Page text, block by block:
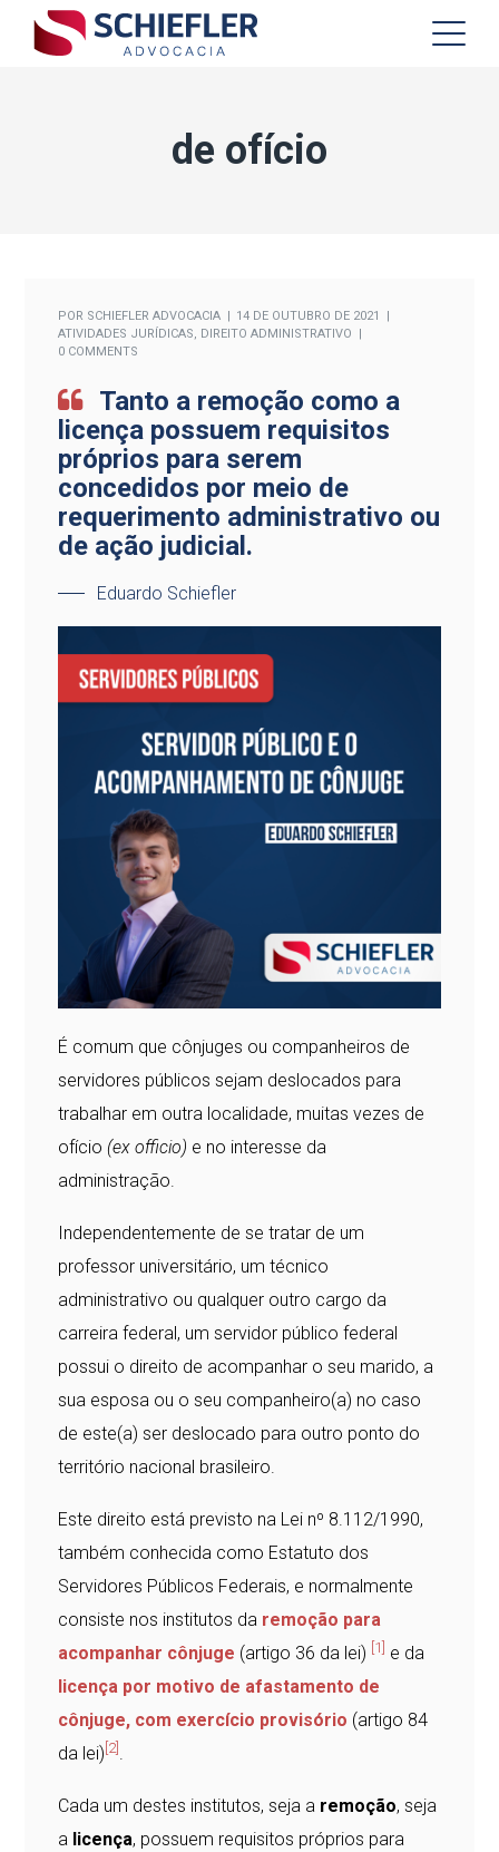
de ofício
POR SCHIEFLER ADVOCACIA
14 DE OUTUBRO DE 2021
ATIVIDADES JURÍDICAS, DIREITO ADMINISTRATIVO
0 COMMENTS
Tanto a remoção como a
licença possuem requisitos
próprios para serem
concedidos por meio de
requerimento administrativo ou
de ação judicial.
Eduardo Schiefler
É comum que cônjuges ou companheiros de
servidores públicos sejam deslocados para
trabalhar em outra localidade, muitas vezes de
ofício (ex officio) e no interesse da
administração.
Independentemente de se tratar de um
professor universitário, um técnico
administrativo ou qualquer outro cargo da
carreira federal, um servidor público federal
possui o direito de acompanhar o seu marido, a
sua esposa ou o seu companheiro(a) no caso
de este(a) ser deslocado para outro ponto do
território nacional brasileiro.
Este direito está previsto na Lei nº 8.112/1990,
também conhecida como Estatuto dos
Servidores Públicos Federais, e normalmente
consiste nos institutos da remoção para
acompanhar cônjuge (artigo 36 da lei) [1]
e da
licença por motivo de afastamento de
cônjuge, com exercício provisório (artigo 84
da lei) [2] .
Cada um destes institutos, seja a remoção, seja
a licença, possuem requisitos próprios para